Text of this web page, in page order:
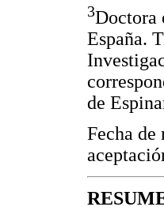
3Doctora
España.
de
Fecha de